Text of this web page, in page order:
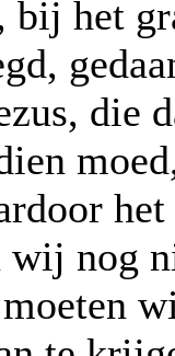
bij het
die
nog